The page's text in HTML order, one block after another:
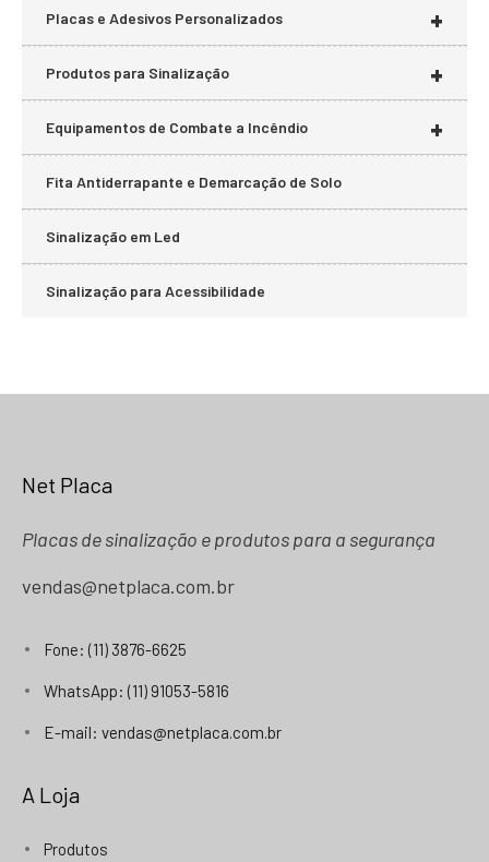
+
Placas e Adesivos Personalizados
+
Produtos para Sinalização
+
Equipamentos de Combate a Incêndio
Fita Antiderrapante e Demarcação de Solo
Sinalização em Led
Sinalização para Acessibilidade
Net Placa
Placas de sinalização e produtos para a segurança
vendas@netplaca.com.br
Fone: (11) 3876-6625
WhatsApp: (11) 91053-5816
E-mail: vendas@netplaca.com.br
A Loja
Produtos